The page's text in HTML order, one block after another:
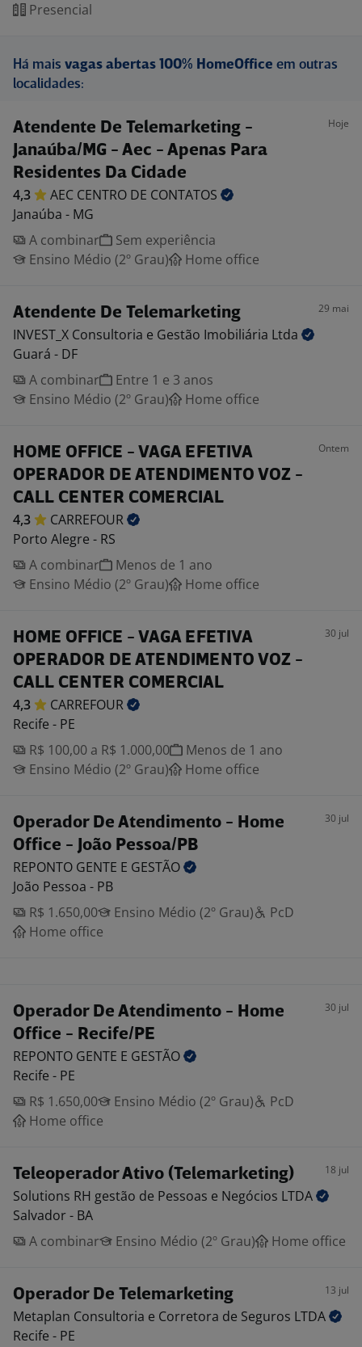
Presencial
Há mais vagas abertas 100% HomeOffice em outras
localidades:
Atendente De Telemarketing -
Janaúba/MG - Aec - Apenas Para
Residentes Da Cidade
Hoje
4,3 AEC CENTRO DE CONTATOS
Janaúba - MG
A combinar
Sem experiência
Ensino Médio (2º Grau)
Home office
Atendente De Telemarketing 29 mai
INVEST_X Consultoria e Gestão Imobiliária Ltda
Guará - DF
A combinar
Entre 1 e 3 anos
Ensino Médio (2º Grau)
Home office
HOME OFFICE - VAGA EFETIVA
OPERADOR DE ATENDIMENTO VOZ -
CALL CENTER COMERCIAL
Ontem
4,3
CARREFOUR
Porto Alegre - RS
A combinar
Menos de 1 ano
Ensino Médio (2º Grau)
Home office
HOME OFFICE - VAGA EFETIVA
OPERADOR DE ATENDIMENTO VOZ -
CALL CENTER COMERCIAL
30 jul
4,3
CARREFOUR
Recife - PE
R$ 100,00 a R$ 1.000,00
Menos de 1 ano
Ensino Médio (2º Grau)
Home office
Operador De Atendimento - Home
Office - João Pessoa/PB
30 jul
REPONTO GENTE E GESTÃO
João Pessoa - PB
R$ 1.650,00
Ensino Médio (2º Grau)
PcD
Home office
Operador De Atendimento - Home
Office - Recife/PE
30 jul
REPONTO GENTE E GESTÃO
Recife - PE
R$ 1.650,00
Ensino Médio (2º Grau)
PcD
Home office
Teleoperador Ativo (Telemarketing) 18 jul
Solutions RH gestão de Pessoas e Negócios LTDA
Salvador - BA
A combinar
Ensino Médio (2º Grau) Home office
Operador De Telemarketing 13 jul
Metaplan Consultoria e Corretora de Seguros LTDA
Recife - PE